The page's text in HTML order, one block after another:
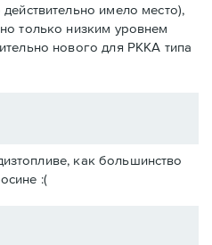
имело место),
только низким уровнем
нового для РККА типа
как большинство
:(